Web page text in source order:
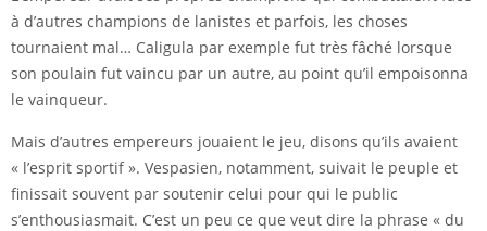
à d’autres champions de lanistes et parfois, les choses
tournaient mal… Caligula par exemple fut très fâché lorsque
son poulain fut vaincu par un autre, au point qu’il empoisonna
le vainqueur.
Mais d’autres empereurs jouaient le jeu, disons qu’ils avaient
« l’esprit sportif ». Vespasien, notamment, suivait le peuple et
finissait souvent par soutenir celui pour qui le public
s’enthousiasmait. C’est un peu ce que veut dire la phrase « du